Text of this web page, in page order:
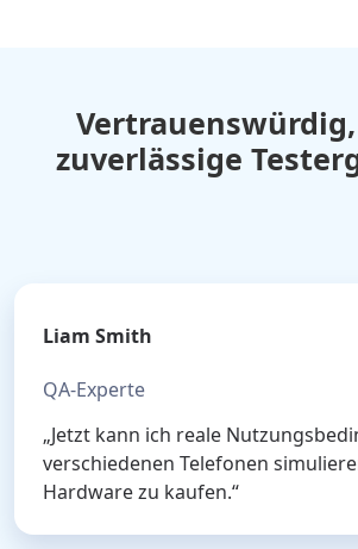
zuverlässige
Liam Smith
QA-Experte
„Jetzt kann ich reale
verschiedenen Telefonen
Hardware zu kaufen.“